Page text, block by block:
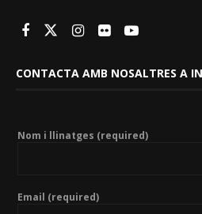
CONTACTA AMB NOSALTRES A
Nom i llinatges (required)
Email (required)